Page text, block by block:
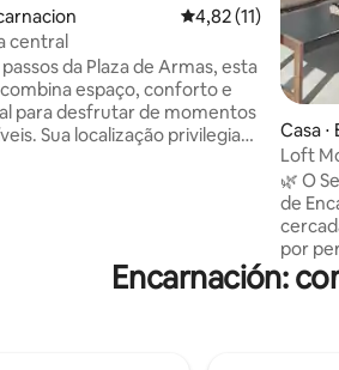
4,82 de uma
4,82 (11)
central
da Plaza de Armas, esta
combina espaço, conforto e
para desfrutar de momentos
Sua localização privilegiada
com equipamentos
e atenção impecável. Aqui
Casa
Loft
🌿 O
de
por
Encarnación: